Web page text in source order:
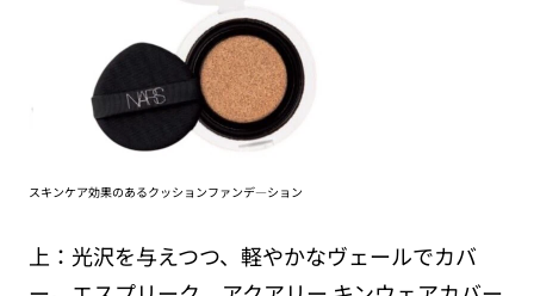
スキンケア効果のあるクッションファンデ―ション
上：光沢を与えつつ、軽やかなヴェールでカバ